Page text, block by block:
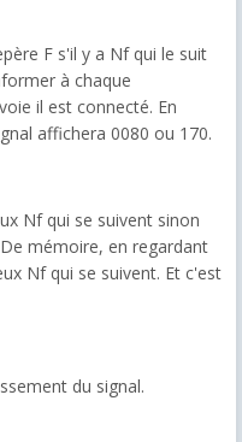
F s'il y a Nf qui le suit
à chaque
il est connecté. En
affichera 0080 ou 170.
Nf qui se suivent sinon
mémoire, en regardant
Nf qui se suivent. Et c'est
du signal.